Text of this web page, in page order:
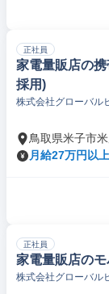
正社員
家電量販店の
採用)
株式会社グローバル
鳥取県米子市
月給27万円以上
正社員
家電量販店の
株式会社グローバル